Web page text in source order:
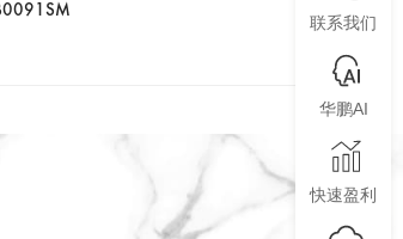
联系我们
华鹏AI
快速盈利